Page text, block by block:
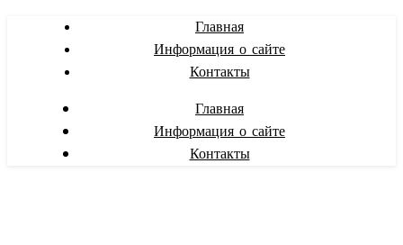
Главная
Информация о сайте
Контакты
Главная
Информация о сайте
Контакты